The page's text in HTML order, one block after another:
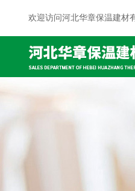
欢迎访问河北华章保温建材